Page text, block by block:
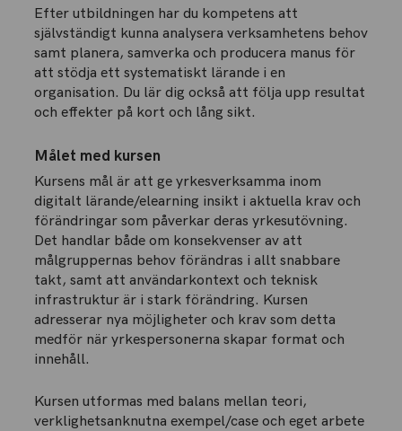
Efter utbildningen har du kompetens att
självständigt kunna analysera verksamhetens behov
samt planera, samverka och producera manus för
att stödja ett systematiskt lärande i en
organisation. Du lär dig också att följa upp resultat
och effekter på kort och lång sikt.
Målet med kursen
Kursens mål är att ge yrkesverksamma inom
digitalt lärande/elearning insikt i aktuella krav och
förändringar som påverkar deras yrkesutövning.
Det handlar både om konsekvenser av att
målgruppernas behov förändras i allt snabbare
takt, samt att användarkontext och teknisk
infrastruktur är i stark förändring. Kursen
adresserar nya möjligheter och krav som detta
medför när yrkespersonerna skapar format och
innehåll.
Kursen utformas med balans mellan teori,
verklighetsanknutna exempel/case och eget arbete